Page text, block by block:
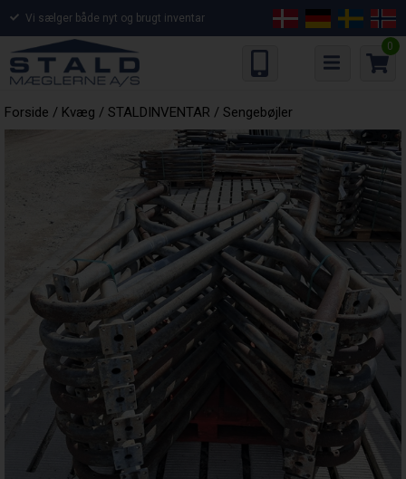
Vi sælger både nyt og brugt inventar
0
Forside / Kvæg / STALDINVENTAR / Sengebøjler